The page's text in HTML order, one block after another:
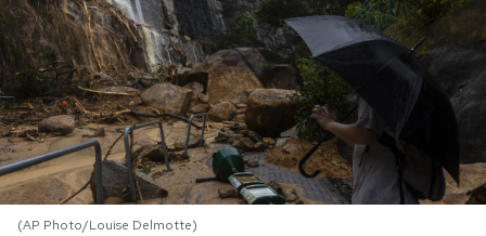
PODCAST
NEWSLETTER
I MIEI PREFERITI
(AP Photo/Louise Delmotte)